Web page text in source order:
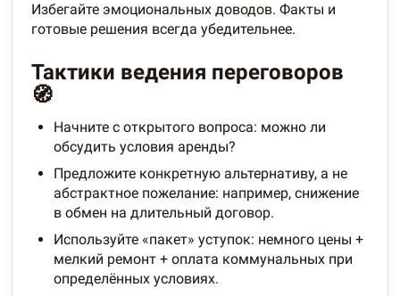
Избегайте эмоциональных доводов. Факты и
готовые решения всегда убедительнее.
Тактики ведения переговоров
🧭
Начните с открытого вопроса: можно ли
обсудить условия аренды?
Предложите конкретную альтернативу, а не
абстрактное пожелание: например, снижение
в обмен на длительный договор.
Используйте «пакет» уступок: немного цены +
мелкий ремонт + оплата коммунальных при
определённых условиях.